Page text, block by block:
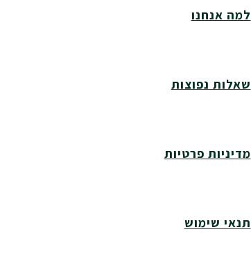
למה אנחנו
שאלות נפוצות
מדיניות פרטיות
תנאי שימוש